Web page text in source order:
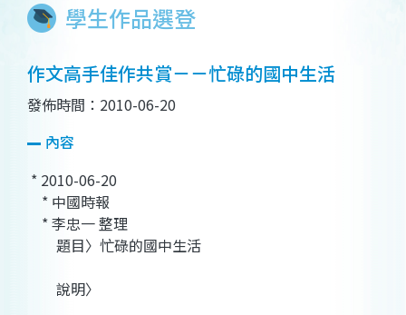
學生作品選登
作文高手佳作共賞－－忙碌的國中生活
發佈時間：2010-06-20
內容
* 2010-06-20
* 中國時報
* 李忠一 整理
題目〉忙碌的國中生活
說明〉